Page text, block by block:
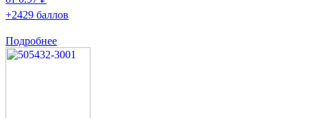
+2429 баллов
Подробнее